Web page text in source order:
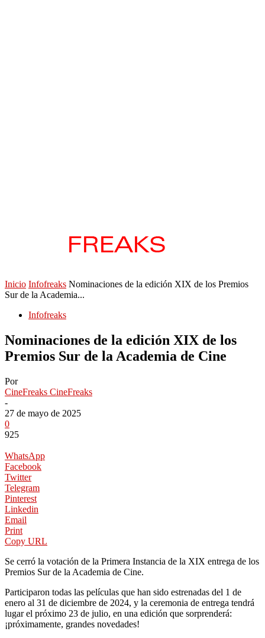
Inicio Infofreaks Nominaciones de la edición XIX de los Premios
Sur de la Academia...
Infofreaks
Nominaciones de la edición XIX de los
Premios Sur de la Academia de Cine
Por
CineFreaks CineFreaks
-
27 de mayo de 2025
0
925
WhatsApp
Facebook
Twitter
Telegram
Pinterest
Linkedin
Email
Print
Copy URL
Se cerró la votación de la Primera Instancia de la XIX entrega de los
Premios Sur de la Academia de Cine.
Participaron todas las películas que han sido estrenadas del 1 de
enero al 31 de diciembre de 2024, y la ceremonia de entrega tendrá
lugar el próximo 23 de julio, en una edición que sorprenderá:
¡próximamente, grandes novedades!